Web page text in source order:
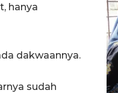
hanya
dakwaannya.
sudah
hotel di